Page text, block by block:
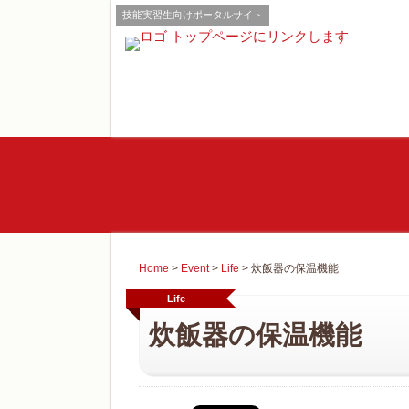
技能実習生向けポータルサイト
Home > Event> Life > 炊飯器の保温機能
Life
炊飯器の保温機能